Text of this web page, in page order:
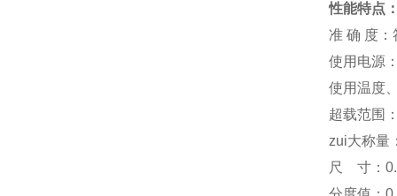
性能特点
准 确 度：
使用电源
使用温度
超载范围
zui大称量
尺 寸：